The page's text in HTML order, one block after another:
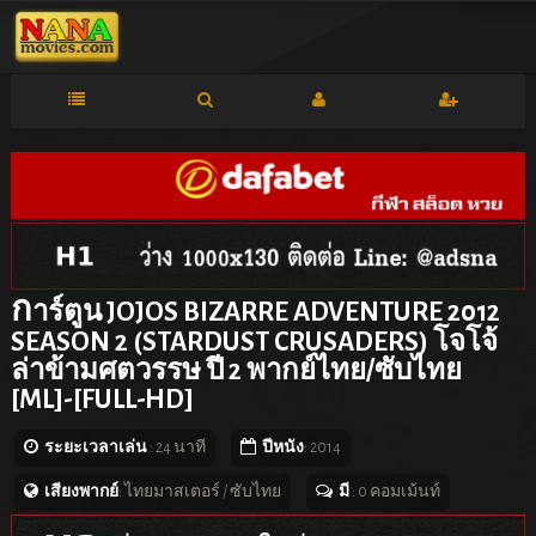
การ์ตูน JOJOS BIZARRE ADVENTURE 2012
SEASON 2 (STARDUST CRUSADERS) โจโจ้
ล่าข้ามศตวรรษ ปี 2 พากย์ไทย/ซับไทย
[ML]-[FULL-HD]
ระยะเวลาเล่น: 24 นาที ปีหนัง: 2014
เสียงพากย์: ไทยมาสเตอร์ / ซับไทย มี : 0 คอมเม้นท์